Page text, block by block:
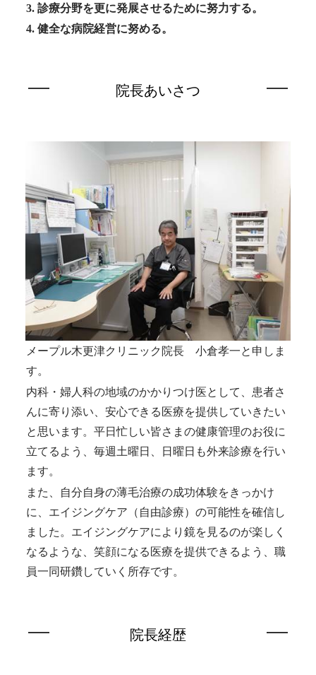
3. 診療分野を更に発展させるために努力する。
4. 健全な病院経営に努める。
院長あいさつ
メープル木更津クリニック院長 小倉孝一と申しま
す。
内科・婦人科の地域のかかりつけ医として、患者さ
んに寄り添い、安心できる医療を提供していきたい
と思います。平日忙しい皆さまの健康管理のお役に
立てるよう、毎週土曜日、日曜日も外来診療を行い
ます。
また、自分自身の薄毛治療の成功体験をきっかけ
に、エイジングケア（自由診療）の可能性を確信し
ました。エイジングケアにより鏡を見るのが楽しく
なるような、笑顔になる医療を提供できるよう、職
員一同研鑽していく所存です。
院長経歴